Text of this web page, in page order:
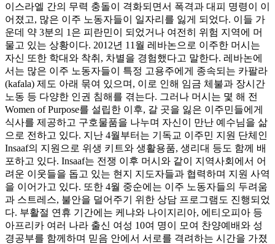
이스라엘 간의 무력 충돌이 격화되면서 폭격과 대피 명령이 이
어졌고, 많은 이주 노동자들이 일자리를 잃게 되었다. 이들 가
운데 약 3분의 1은 피란민이 되었거나 여전히 위험 지역에 머
물고 있는 상황이다. 2012년 11월 레바논으로 이주한 머시는
자신 또한 학대와 착취, 차별을 경험했다고 말한다. 레바논에
서는 많은 이주 노동자들이 특정 고용주에게 종속되는 카팔라
(kafala) 제도 아래 묶여 있으며, 이로 인해 임금 체불과 장시간
노동 등 다양한 인권 침해를 겪는다. 그러나 머시는 몇 해 전
Women of Purpose를 설립한 이후, 갈 곳을 잃은 이주민들에게
식사를 제공하고 구호물품을 나누며 자신이 만난 예수님을 삶
으로 전하고 있다. 지난 4월부터는 기독교 이주민 지원 단체인
Insaaf의 지원으로 위생 키트와 생활용품, 생리대 등도 함께 배
포하고 있다. Insaaf는 전쟁 이후 머시와 같이 지역사회에서 어
려운 이웃들을 돕고 있는 현지 지도자들과 협력하며 지원 사역
을 이어가고 있다. 또한 4월 중순에는 이주 노동자들의 두려움
과 스트레스, 불안을 덜어주기 위한 상담 프로그램도 진행되었
다. 부활절 연휴 기간에는 케냐와 나이지리아, 에티오피아 등
아프리카 여러 나라 출신 여성 10여 명이 모여 찬양예배와 성
경공부를 함께하며 믿음 안에서 서로를 격려하는 시간을 가졌